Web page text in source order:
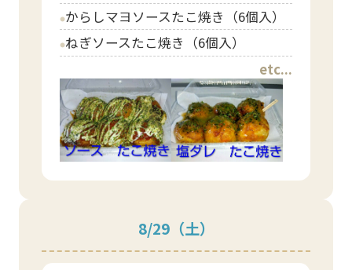
circleからしマヨソースたこ焼き（6個入）
circleねぎソースたこ焼き（6個入）
etc...
8/29（土）